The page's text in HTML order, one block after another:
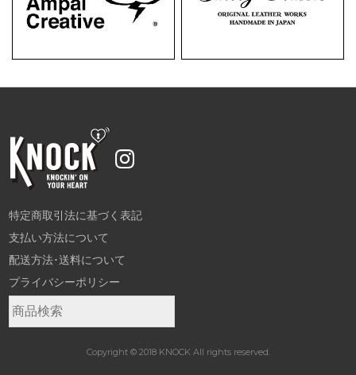
特定商取引法に基づく表記
支払い方法について
配送方法･送料について
プライバシーポリシー
Copyright © 2018 KNOCK All rights reserved.